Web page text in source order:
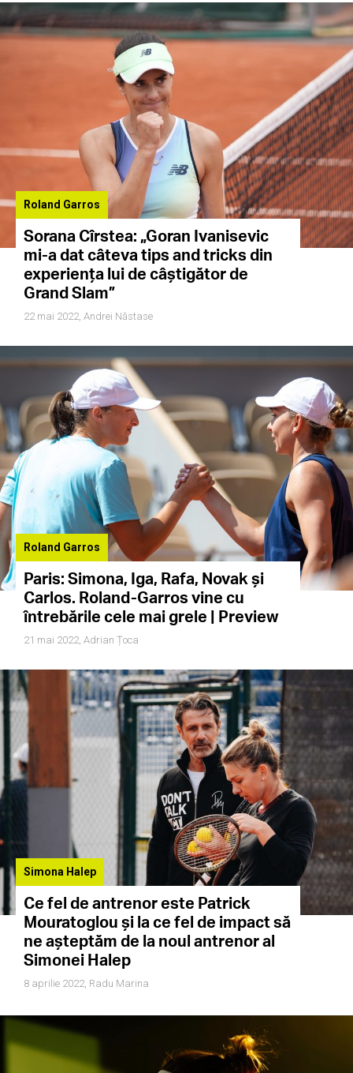
Roland Garros
Sorana Cîrstea: „Goran Ivanisevic
mi-a dat câteva tips and tricks din
experiența lui de câștigător de
Grand Slam”
22 mai 2022, Andrei Năstase
Roland Garros
Paris: Simona, Iga, Rafa, Novak și
Carlos. Roland-Garros vine cu
întrebările cele mai grele | Preview
21 mai 2022, Adrian Țoca
Simona Halep
Ce fel de antrenor este Patrick
Mouratoglou și la ce fel de impact să
ne așteptăm de la noul antrenor al
Simonei Halep
8 aprilie 2022, Radu Marina